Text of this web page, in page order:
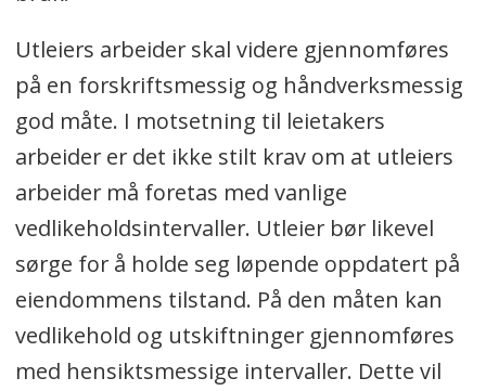
Utleiers arbeider skal videre gjennomføres
på en forskriftsmessig og håndverksmessig
god måte. I motsetning til leietakers
arbeider er det ikke stilt krav om at utleiers
arbeider må foretas med vanlige
vedlikeholdsintervaller. Utleier bør likevel
sørge for å holde seg løpende oppdatert på
eiendommens tilstand. På den måten kan
vedlikehold og utskiftninger gjennomføres
med hensiktsmessige intervaller. Dette vil